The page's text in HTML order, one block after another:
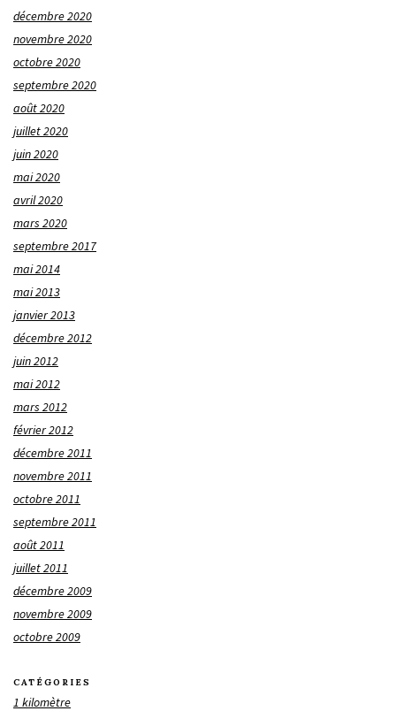
décembre 2020
novembre 2020
octobre 2020
septembre 2020
août 2020
juillet 2020
juin 2020
mai 2020
avril 2020
mars 2020
septembre 2017
mai 2014
mai 2013
janvier 2013
décembre 2012
juin 2012
mai 2012
mars 2012
février 2012
décembre 2011
novembre 2011
octobre 2011
septembre 2011
août 2011
juillet 2011
décembre 2009
novembre 2009
octobre 2009
CATÉGORIES
1 kilomètre